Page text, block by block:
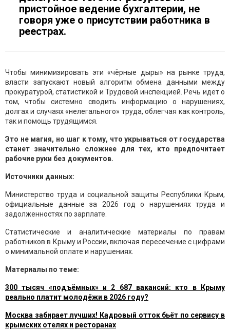
пристойное ведение бухгалтерии, не
говоря уже о присутствии работника в
реестрах.
Чтобы минимизировать эти «чёрные дыры» на рынке труда,
власти запускают новый алгоритм обмена данными между
прокуратурой, статистикой и Трудовой инспекцией. Речь идет о
том, чтобы системно сводить информацию о нарушениях,
долгах и случаях «нелегального» труда, облегчая как контроль,
так и помощь трудящимся.
Это не магия, но шаг к тому, что укрываться от государства
станет значительно сложнее для тех, кто предпочитает
рабочие руки без документов.
Источники данных:
Министерство труда и социальной защиты Республики Крым,
официальные данные за 2026 год о нарушениях труда и
задолженностях по зарплате.
Статистические и аналитические материалы по правам
работников в Крыму и России, включая пересечение с цифрами
о минимальной оплате и нарушениях.
Материалы по теме:
300 тысяч «подъёмных» и 2 687 вакансий: кто в Крыму
реально платит молодёжи в 2026 году?
Москва забирает лучших! Кадровый отток бьёт по сервису в
крымских отелях и ресторанах